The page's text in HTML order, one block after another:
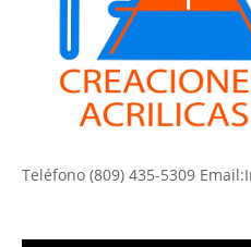
Teléfono (809) 435-5309